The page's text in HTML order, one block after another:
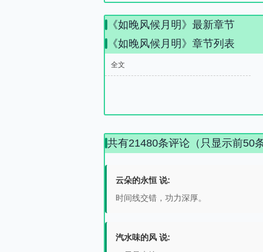
《如晚风候月明》最新章节
《如晚风候月明》章节列表
全文
共有21480条评论（只显示前50条
云朵的永恒 说:
时间线交错，功力深厚。
汽水味的风 说: